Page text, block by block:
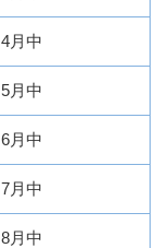
4月中
5月中
6月中
7月中
8月中